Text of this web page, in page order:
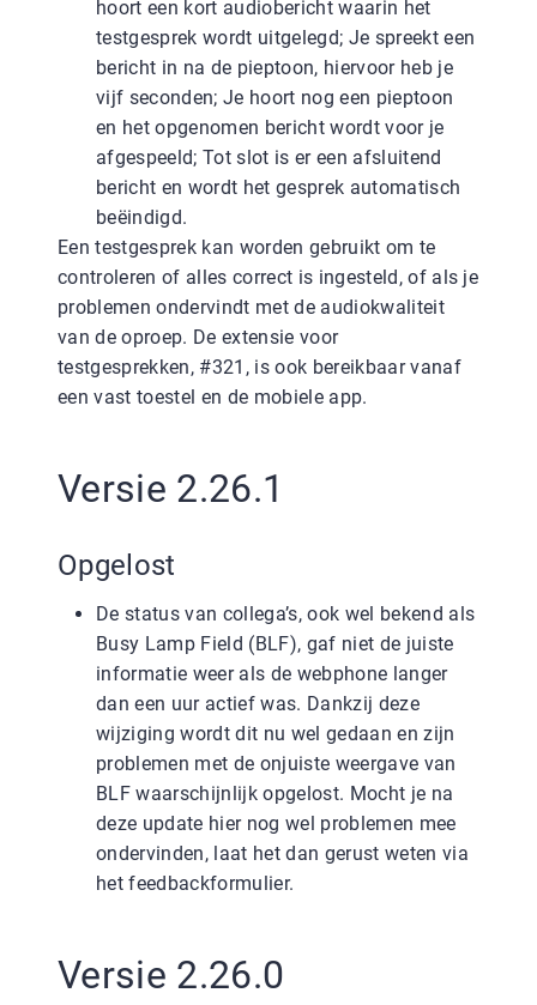
hoort een kort audiobericht waarin het
testgesprek wordt uitgelegd; Je spreekt een
bericht in na de pieptoon, hiervoor heb je
vijf seconden; Je hoort nog een pieptoon
en het opgenomen bericht wordt voor je
afgespeeld; Tot slot is er een afsluitend
bericht en wordt het gesprek automatisch
beëindigd.
Een testgesprek kan worden gebruikt om te
controleren of alles correct is ingesteld, of als je
problemen ondervindt met de audiokwaliteit
van de oproep. De extensie voor
testgesprekken, #321, is ook bereikbaar vanaf
een vast toestel en de mobiele app.
Versie 2.26.1
Opgelost
De status van collega’s, ook wel bekend als
Busy Lamp Field (BLF), gaf niet de juiste
informatie weer als de webphone langer
dan een uur actief was. Dankzij deze
wijziging wordt dit nu wel gedaan en zijn
problemen met de onjuiste weergave van
BLF waarschijnlijk opgelost. Mocht je na
deze update hier nog wel problemen mee
ondervinden, laat het dan gerust weten via
het feedbackformulier.
Versie 2.26.0